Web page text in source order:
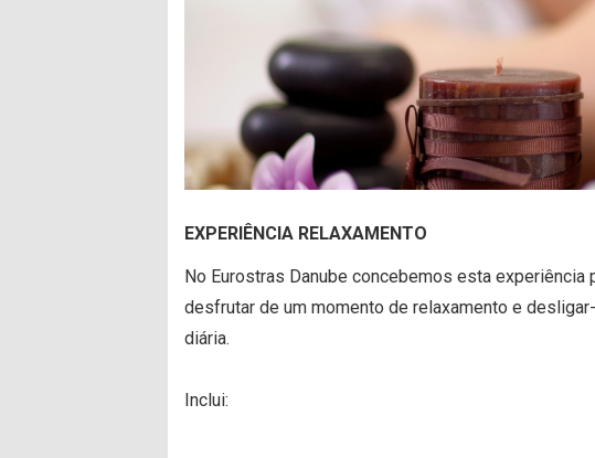
EXPERIÊNCIA RELAXAMENTO
No Eurostras Danube concebemos esta experiência
desfrutar de um momento de relaxamento e
diária.
Inclui: